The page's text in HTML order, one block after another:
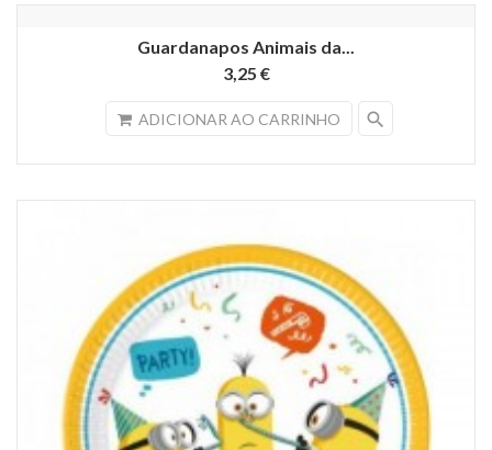
Guardanapos Animais da...
3,25 €
ADICIONAR AO CARRINHO search